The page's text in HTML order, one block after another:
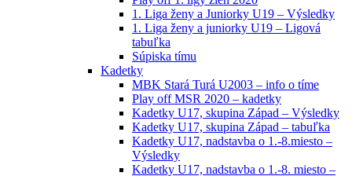
1. Liga ženy a Juniorky U19 – Výsledky
1. Liga ženy a juniorky U19 – Ligová
tabuľka
Súpiska tímu
Kadetky
MBK Stará Turá U2003 – info o tíme
Play off MSR 2020 – kadetky
Kadetky U17, skupina Západ – Výsledky
Kadetky U17, skupina Západ – tabuľka
Kadetky U17, nadstavba o 1.-8.miesto –
Výsledky
Kadetky U17, nadstavba o 1.-8. miesto –